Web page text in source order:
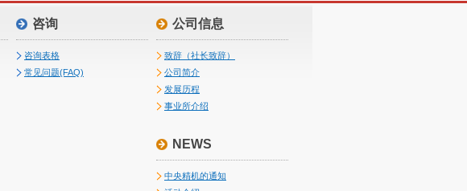
咨询
咨询表格
常见问题(FAQ)
公司信息
致辞（社长致辞）
公司简介
发展历程
事业所介绍
NEWS
中央精机的通知